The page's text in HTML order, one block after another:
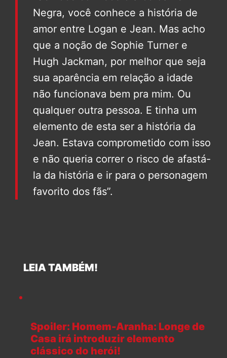
Negra, você conhece a história de
amor entre Logan e Jean. Mas acho
que a noção de Sophie Turner e
Hugh Jackman, por melhor que seja
sua aparência em relação a idade
não funcionava bem pra mim. Ou
qualquer outra pessoa. E tinha um
elemento de esta ser a história da
Jean. Estava comprometido com isso
e não queria correr o risco de afastá-
la da história e ir para o personagem
favorito dos fãs”.
LEIA TAMBÉM!
Spoiler: Homem-Aranha: Longe de
Casa irá introduzir elemento
clássico do herói!